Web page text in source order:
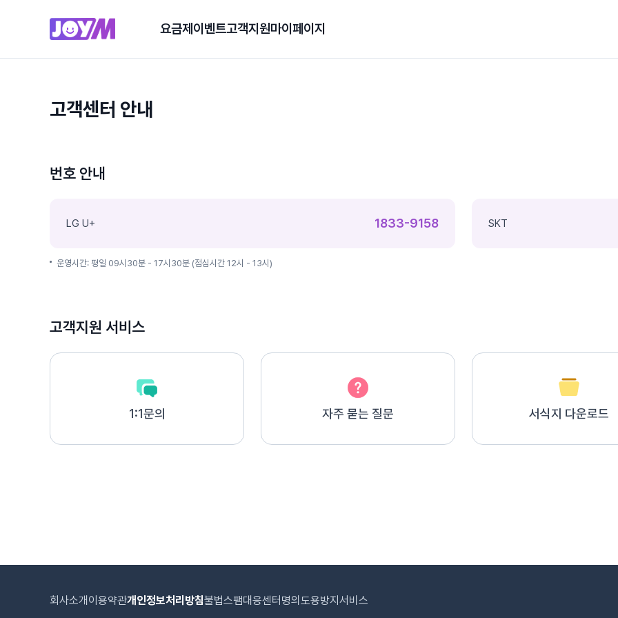
요금제 이벤트고객지원마이페이지
고객센터 안내
번호 안내
LG U+ 1833-9158 SKT
운영시간: 평일 09시30분 - 17시30분 (점심시간 12시 - 13시)
고객지원 서비스
1:1문의 자주 묻는 질문 서식지 다운로드
회사소개 이용약관개인정보처리방침불법스팸대응센터 명의도용방지서비스